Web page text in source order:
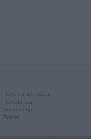
Kompiuterija
Žaislai